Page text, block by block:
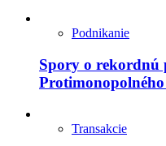
Podnikanie
Spory o rekordnú
Transakcie